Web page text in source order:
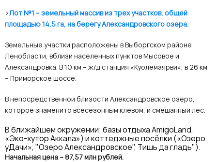
>Лот №1 – земельный массив из трех участков, общей
площадью 14,5 га, на берегу Александровского озера.
Земельные участки расположены в Выборгском районе
Ленобласти, вблизи населенных пунктов Мысовое и
Александровка. В 10 км – ж/д станция «Куолемаярви», в 26 км
– Приморское шоссе.
В непосредственной близости Александровское озеро,
которое знаменито всесезонным клевом, и смешанный лес.
В ближайшем окружении: базы отдыха AmigoLand,
«Эко-хутор Аккала») и коттеджные посёлки («Озеро
уДачи», "Озеро Александровское", Тишь да гладь").
Начальная цена – 87,57 млн рублей.